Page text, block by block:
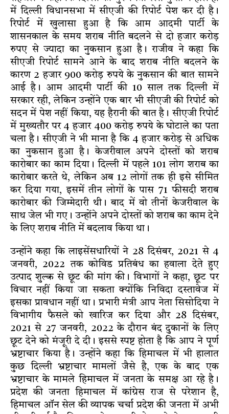
में दिल्ली विधानसभा में सीएजी की रिपोर्ट पेश कर दी है।
रिपोर्ट में खुलासा हुआ है कि आम आदमी पार्टी के
शासनकाल के समय शराब नीति बदलने से दो हजार करोड़
रुपए से ज्यादा का नुकसान हुआ है। राजीव ने कहा कि
सीएजी रिपोर्ट सामने आने के बाद शराब नीति बदलने के
कारण 2 हजार 900 करोड़ रुपये के नुकसान की बात सामने
आई है। आम आदमी पार्टी की 10 साल तक दिल्ली में
सरकार रही, लेकिन उन्होंने एक बार भी सीएजी की रिपोर्ट को
सदन में पेश नहीं किया, यह हैरानी की बात है। सीएजी रिपोर्ट
में मुख्यतौर पर 4 हजार 400 करोड़ रुपये के घोटाले का पता
चला है। सीएजी ने भी माना है कि 4 हजार करोड़ से अधिक
का नुकसान हुआ है। केजरीवाल अपने दोस्तों को शराब
कारोबार का काम दिया। दिल्ली में पहले 101 लोग शराब का
कारोबार करते थे, लेकिन अब 12 लोगों तक ही इसे सीमित
कर दिया गया, इसमें तीन लोगों के पास 71 फीसदी शराब
कारोबार की जिम्मेदारी थी। बाद में वो तीनों केजरीवाल के
साथ जेल भी गए। उन्होंने अपने दोस्तों को शराब का काम देने
के लिए शराब नीति में बदलाव किया था।
उन्होंने कहा कि लाइसेंसधारियों ने 28 दिसंबर, 2021 से 4
जनवरी, 2022 तक कोविड प्रतिबंध का हवाला देते हुए
उत्पाद शुल्क से छूट की मांग की। विभागों ने कहा, छूट पर
विचार नहीं किया जा सकता क्योंकि निविदा दस्तावेज में
इसका प्रावधान नहीं था। प्रभारी मंत्री आप नेता सिसोदिया ने
विभागीय फैसले को खारिज कर दिया और 28 दिसंबर,
2021 से 27 जनवरी, 2022 के दौरान बंद दुकानों के लिए
छूट देने को मंजूरी दे दी। इससे स्पष्ट होता है कि आप ने पूर्ण
भ्रष्टाचार किया है। उन्होंने कहा कि हिमाचल में भी हालात
कुछ दिल्ली भ्रष्टाचार मामलों जैसे है, एक के बाद एक
भ्रष्टाचार के मामले हिमाचल में जनता के समक्ष आ रहे है।
प्रदेश की जनता हिमाचल में कांग्रेस राज से परेशान है,
हिमाचल ऑन सेल की व्यापक चर्चा प्रदेश की जनता में अभी